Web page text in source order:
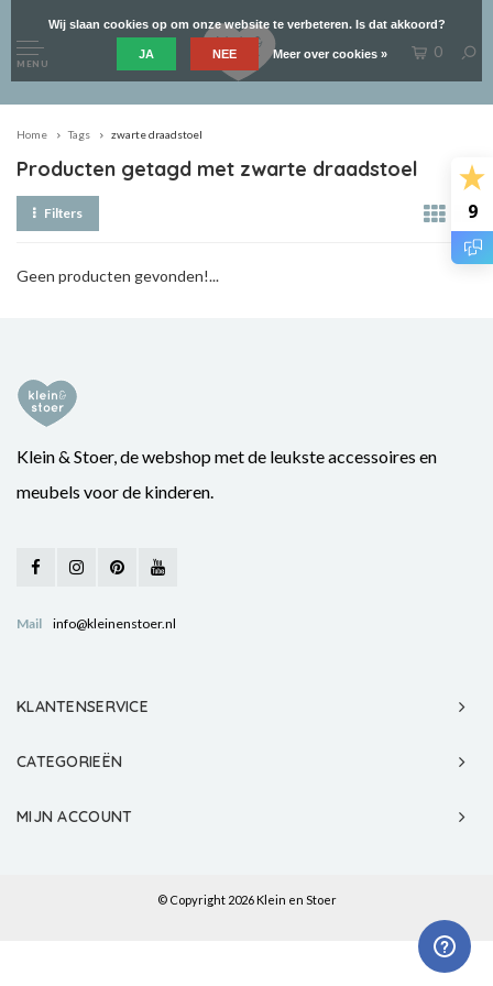
9
MENU
0
Home Tags zwarte draadstoel
Producten getagd met zwarte draadstoel
Filters
Geen producten gevonden!...
Klein & Stoer, de webshop met de leukste accessoires en
meubels voor de kinderen.
Mail info@kleinenstoer.nl
KLANTENSERVICE
CATEGORIEËN
MIJN ACCOUNT
© Copyright 2026 Klein en Stoer
Wij slaan cookies op om onze website te verbeteren. Is dat akkoord?
JA NEE Meer over cookies »